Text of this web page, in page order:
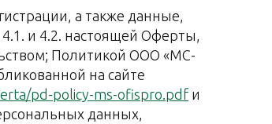
а также данные,
и 4.2. настоящей Оферты,
Политикой ООО «МС-
на сайте
pd-policy-ms-ofispro.pdf и
данных,